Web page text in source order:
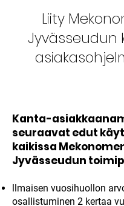
Liity
Jyvässeudun
Kanta-
seuraavat edut
kaikissa
Jyvässeudun
llmaisen vuosihuollon
osallistuminen 2 kertaa